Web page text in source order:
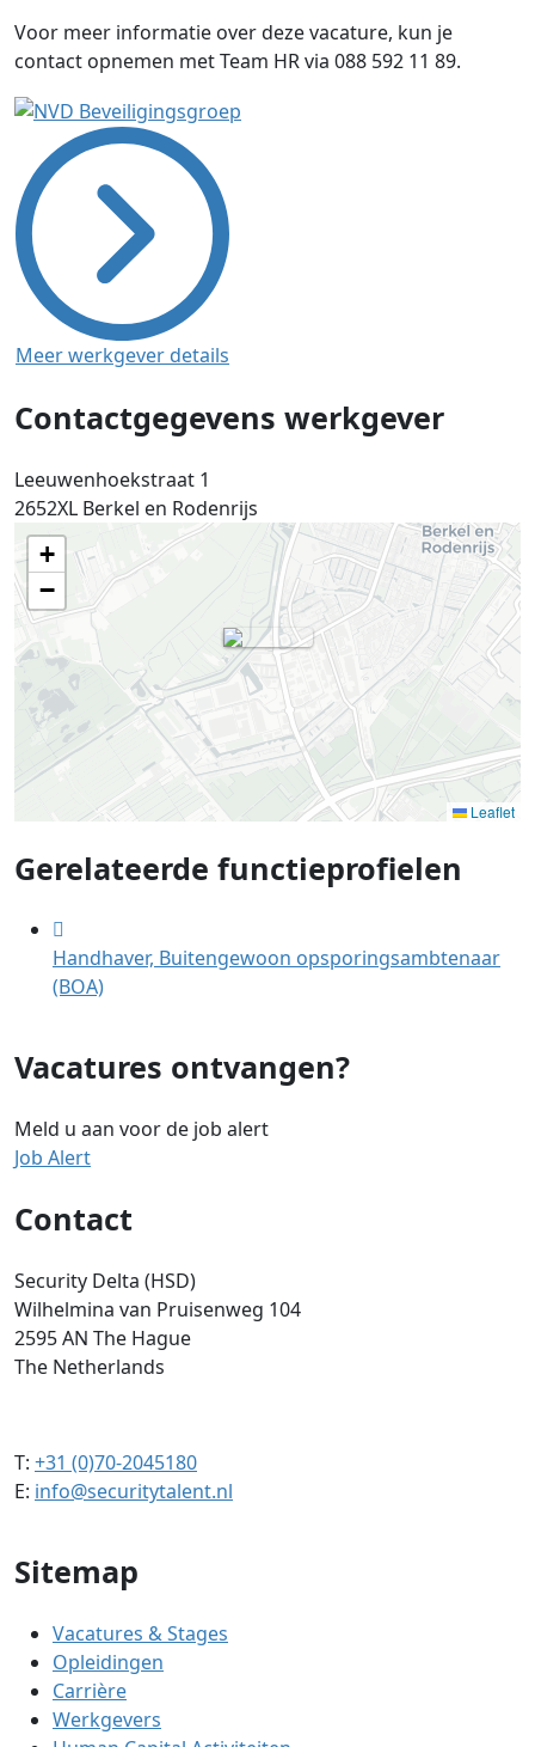
Voor meer informatie over deze vacature, kun je
contact opnemen met Team HR via 088 592 11 89.
Meer werkgever details
Contactgegevens werkgever
Leeuwenhoekstraat 1
2652XL Berkel en Rodenrijs
+
−
Leaflet
Gerelateerde functieprofielen
Handhaver, Buitengewoon opsporingsambtenaar
(BOA)
Vacatures ontvangen?
Meld u aan voor de job alert
Job Alert
Contact
Security Delta (HSD)
Wilhelmina van Pruisenweg 104
2595 AN The Hague
The Netherlands
T: +31 (0)70-2045180
E: info@securitytalent.nl
Sitemap
Vacatures & Stages
Opleidingen
Carrière
Werkgevers